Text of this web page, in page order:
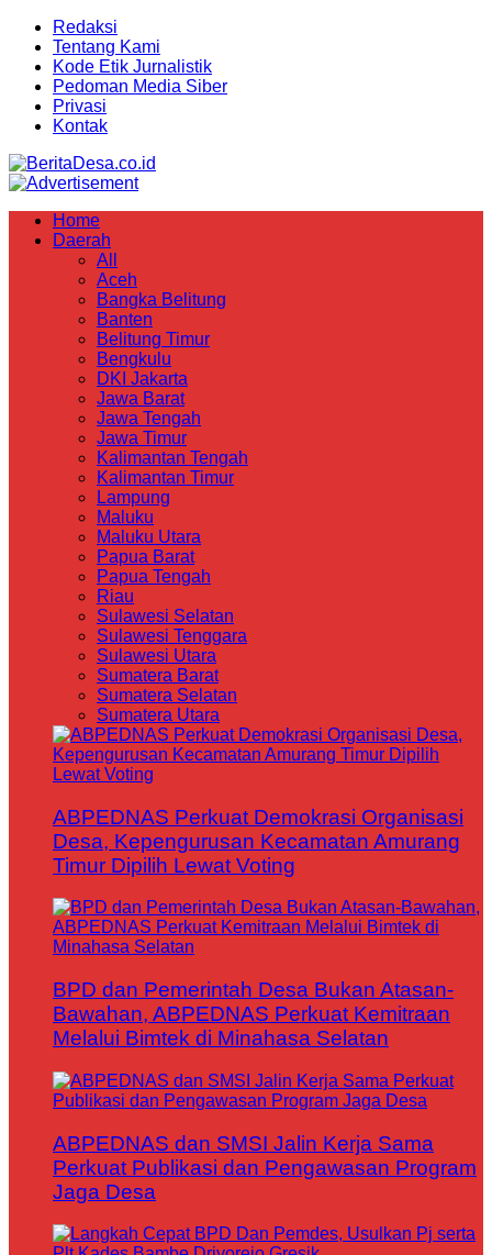
Redaksi
Tentang Kami
Kode Etik Jurnalistik
Pedoman Media Siber
Privasi
Kontak
Home
Daerah
All
Aceh
Bangka Belitung
Banten
Belitung Timur
Bengkulu
DKI Jakarta
Jawa Barat
Jawa Tengah
Jawa Timur
Kalimantan Tengah
Kalimantan Timur
Lampung
Maluku
Maluku Utara
Papua Barat
Papua Tengah
Riau
Sulawesi Selatan
Sulawesi Tenggara
Sulawesi Utara
Sumatera Barat
Sumatera Selatan
Sumatera Utara
ABPEDNAS Perkuat Demokrasi Organisasi
Desa, Kepengurusan Kecamatan Amurang
Timur Dipilih Lewat Voting
BPD dan Pemerintah Desa Bukan Atasan-
Bawahan, ABPEDNAS Perkuat Kemitraan
Melalui Bimtek di Minahasa Selatan
ABPEDNAS dan SMSI Jalin Kerja Sama
Perkuat Publikasi dan Pengawasan Program
Jaga Desa